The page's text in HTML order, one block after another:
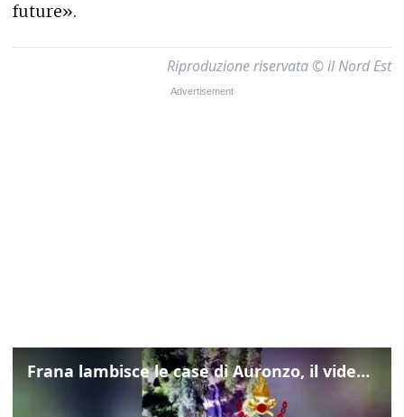
future».
Riproduzione riservata © il Nord Est
Frana lambisce le case di Auronzo, il video dall'elicottero dei vigili del fuoco